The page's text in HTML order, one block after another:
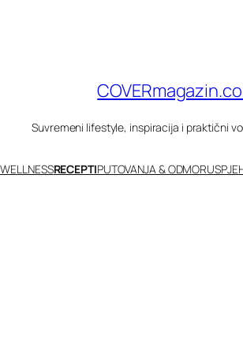
Suvremeni lifestyle, inspiracija i praktični
RECEPTIPUTOVANJA & ODMOR